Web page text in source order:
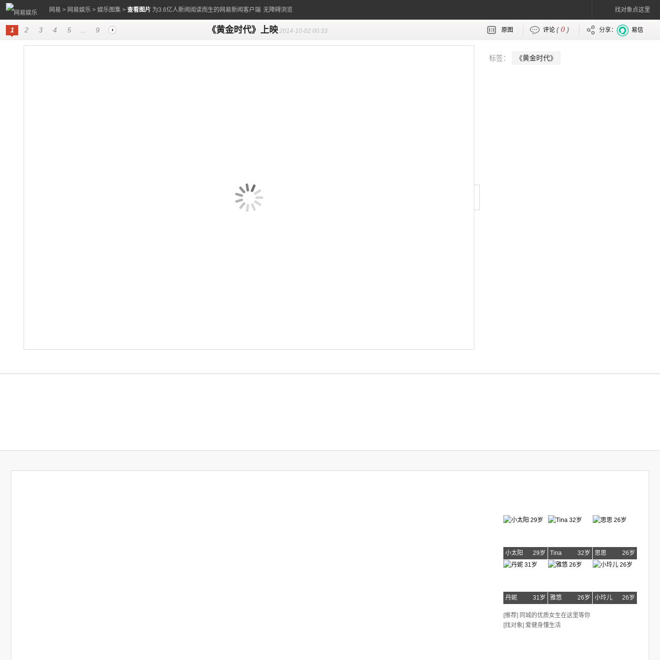
网易 > 网易娱乐 > 娱乐图集 > 查看图片 为3.6亿人新闻阅读而生的网易新闻客户端 无障碍浏览 找对象点这里
1 2 3 4 5 9 《黄金时代》上映 2014-10-02 00:33 原图 评论 (0 ) 分享： 易信
标签： 《黄金时代》
小太阳 29岁 Tina 32岁 思思 26岁
丹妮 31岁 雅悠 26岁 小玲儿 26岁
[推荐] 同城的优质女生在这里等你
[找对象] 爱健身懂生活